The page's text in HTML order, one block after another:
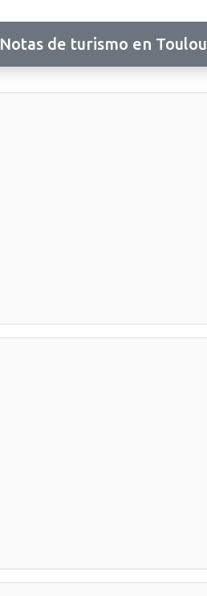
Notas de turismo en